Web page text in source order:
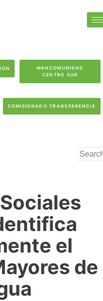
MANCOMUNIDAD
CENTRO SUR
COMISIONADO TRANSPARENCIA
el
de